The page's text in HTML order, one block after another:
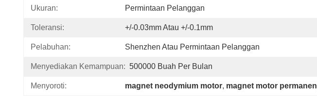
Ukuran: Permintaan Pelanggan
Toleransi: +/-0.03mm Atau +/-0.1mm
Pelabuhan: Shenzhen Atau Permintaan Pelanggan
Menyediakan Kemampuan: 500000 Buah Per Bulan
Menyoroti: magnet neodymium motor, magnet motor permanen